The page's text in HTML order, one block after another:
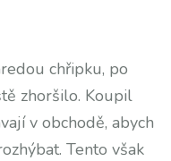
chřipku, po
zhoršilo. Koupil
v obchodě, abych
Tento však